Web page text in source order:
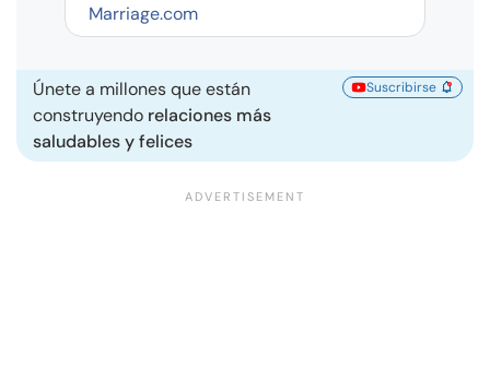
Marriage.com
Únete a millones que están
construyendo relaciones más
saludables y felices
Suscribirse